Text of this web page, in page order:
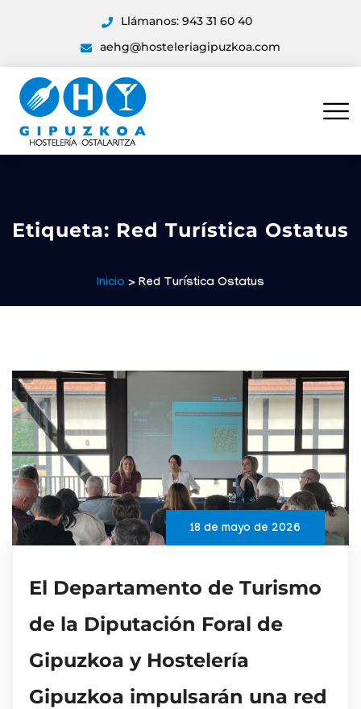
Llámanos: 943 31 60 40
aehg@hosteleriagipuzkoa.com
Etiqueta: Red Turística Ostatus
Inicio > Red Turística Ostatus
18 de mayo de 2026
El Departamento de Turismo
de la Diputación Foral de
Gipuzkoa y Hostelería
Gipuzkoa impulsarán una red